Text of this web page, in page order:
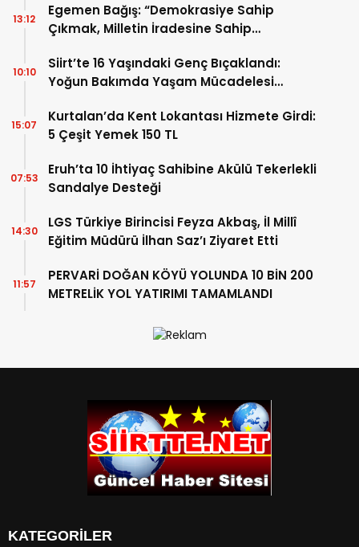
Egemen Bağış: “Demokrasiye Sahip
Çıkmak, Milletin İradesine Sahip
13:12
Siirt’te 16 Yaşındaki Genç Bıçaklandı:
Yoğun Bakımda Yaşam Mücadelesi
10:10
Kurtalan’da Kent Lokantası Hizmete Girdi:
5 Çeşit Yemek 150 TL
15:07
Eruh’ta 10 İhtiyaç Sahibine Akülü Tekerlekli
Sandalye Desteği
07:53
LGS Türkiye Birincisi Feyza Akbaş, İl Millî
Eğitim Müdürü İlhan Saz’ı Ziyaret Etti
14:30
PERVARİ DOĞAN KÖYÜ YOLUNDA 10 BİN 200
METRELİK YOL YATIRIMI TAMAMLANDI
11:57
KATEGORİLER